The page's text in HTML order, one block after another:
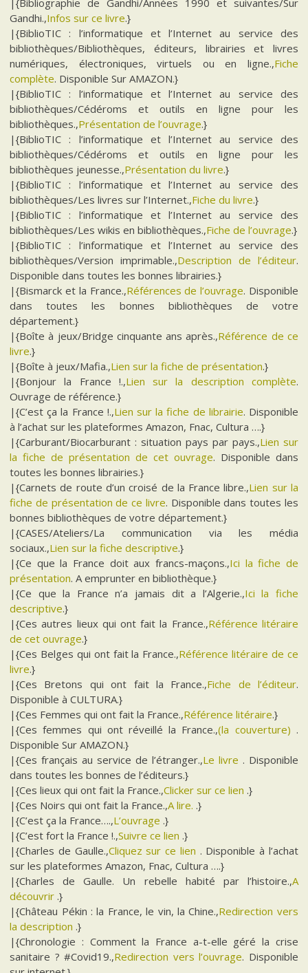
Gandhi.,Infos sur ce livre.}
|{BiblioTIC : l’informatique et l’Internet au service des
bibliothèques/Bibliothèques, éditeurs, librairies et livres
numériques, électroniques, virtuels ou en ligne.,Fiche
complète. Disponible Sur AMAZON.}
|{BiblioTIC : l’informatique et l’Internet au service des
bibliothèques/Cédéroms et outils en ligne pour les
bibliothèques.,Présentation de l’ouvrage.}
|{BiblioTIC : l’informatique et l’Internet au service des
bibliothèques/Cédéroms et outils en ligne pour les
bibliothèques jeunesse.,Présentation du livre.}
|{BiblioTIC : l’informatique et l’Internet au service des
bibliothèques/Les livres sur l’Internet.,Fiche du livre.}
|{BiblioTIC : l’informatique et l’Internet au service des
bibliothèques/Les wikis en bibliothèques.,Fiche de l’ouvrage.}
|{BiblioTIC : l’informatique et l’Internet au service des
bibliothèques/Version imprimable.,Description de l’éditeur.
Disponible dans toutes les bonnes librairies.}
|{Bismarck et la France.,Références de l’ouvrage. Disponible
dans toutes les bonnes bibliothèques de votre
département.}
|{Boîte à jeux/Bridge cinquante ans après.,Référence de ce
livre.}
|{Boîte à jeux/Mafia.,Lien sur la fiche de présentation.}
|{Bonjour la France !.,Lien sur la description complète.
Ouvrage de référence.}
|{C’est ça la France !.,Lien sur la fiche de librairie. Disponible
à l’achat sur les plateformes Amazon, Fnac, Cultura ….}
|{Carburant/Biocarburant : situation pays par pays.,Lien sur
la fiche de présentation de cet ouvrage. Disponible dans
toutes les bonnes librairies.}
|{Carnets de route d’un croisé de la France libre.,Lien sur la
fiche de présentation de ce livre. Disponible dans toutes les
bonnes bibliothèques de votre département.}
|{CASES/Ateliers/La communication via les média
sociaux.,Lien sur la fiche descriptive.}
|{Ce que la France doit aux francs-maçons.,Ici la fiche de
présentation. A emprunter en bibliothèque.}
|{Ce que la France n’a jamais dit a l’Algerie.,Ici la fiche
descriptive.}
|{Ces autres lieux qui ont fait la France.,Référence litéraire
de cet ouvrage.}
|{Ces Belges qui ont fait la France.,Référence litéraire de ce
livre.}
|{Ces Bretons qui ont fait la France.,Fiche de l’éditeur.
Disponible à CULTURA.}
|{Ces Femmes qui ont fait la France.,Référence litéraire.}
|{Ces femmes qui ont réveillé la France.,(la couverture) .
Disponible Sur AMAZON.}
|{Ces français au service de l’étranger.,Le livre . Disponible
dans toutes les bonnes de l’éditeurs.}
|{Ces lieux qui ont fait la France.,Clicker sur ce lien .}
|{Ces Noirs qui ont fait la France.,A lire. .}
|{C’est ça la France….,L’ouvrage .}
|{C’est fort la France !.,Suivre ce lien .}
|{Charles de Gaulle.,Cliquez sur ce lien . Disponible à l’achat
sur les plateformes Amazon, Fnac, Cultura ….}
|{Charles de Gaulle. Un rebelle habité par l’histoire.,A
découvrir .}
|{Château Pékin : la France, le vin, la Chine.,Redirection vers
la description .}
|{Chronologie : Comment la France a-t-elle géré la crise
sanitaire ? #Covid19.,Redirection vers l’ouvrage. Disponible